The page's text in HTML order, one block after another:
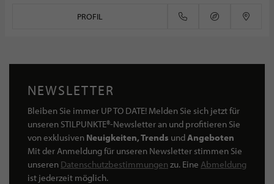
PROFIL
NEWSLETTER
Bleiben Sie immer UP TO DATE! Melden Sie sich jetzt für
unseren STILPUNKTE®-Newsletter an und profitieren Sie
von exklusiven Neuigkeiten, Trends undAngeboten
Mit der Anmeldung für unseren Newsletter stimmen Sie
unseren Datenschutzbestimmungen zu. Eine Abmeldung
ist jederzeit möglich.